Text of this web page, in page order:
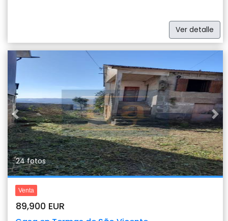
Ver detalle
Previous
24 fotos
Venta
89,900 EUR